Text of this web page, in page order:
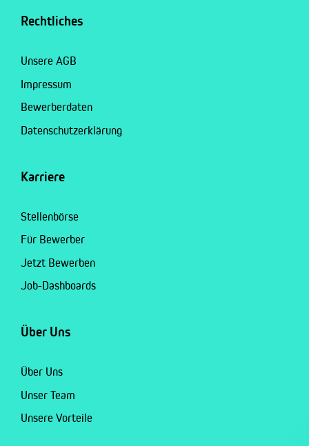
Rechtliches
Unsere AGB
Impressum
Bewerberdaten
Datenschutzerklärung
Karriere
Stellenbörse
Für Bewerber
Jetzt Bewerben
Job-Dashboards
Über Uns
Über Uns
Unser Team
Unsere Vorteile